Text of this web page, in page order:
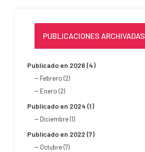
PUBLICACIONES ARCHIVADAS
Publicado en 2026 (4)
Febrero (2)
Enero (2)
Publicado en 2024 (1)
Diciembre (1)
Publicado en 2022 (7)
Octubre (7)